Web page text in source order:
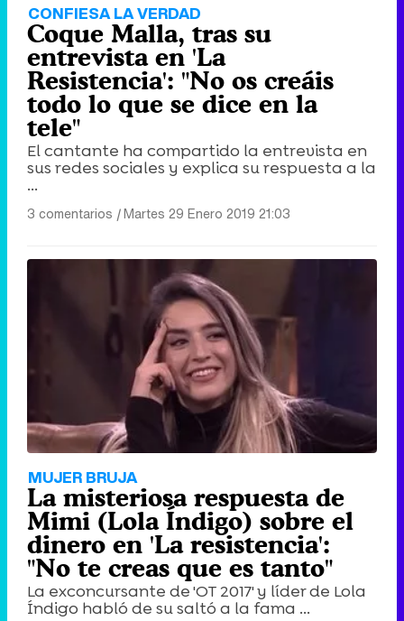
CONFIESA LA VERDAD
Coque Malla, tras su
entrevista en 'La
Resistencia': "No os creáis
todo lo que se dice en la
tele"
El cantante ha compartido la entrevista en
sus redes sociales y explica su respuesta a la
...
3 comentarios |Martes 29 Enero 2019 21:03
MUJER BRUJA
La misteriosa respuesta de
Mimi (Lola Índigo) sobre el
dinero en 'La resistencia':
"No te creas que es tanto"
La exconcursante de 'OT 2017' y líder de Lola
Índigo habló de su saltó a la fama ...